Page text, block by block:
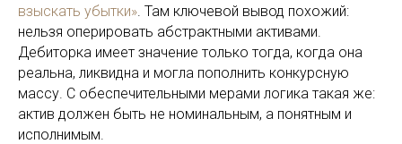
взыскать убытки». Там ключевой вывод похожий:
нельзя оперировать абстрактными активами.
Дебиторка имеет значение только тогда, когда она
реальна, ликвидна и могла пополнить конкурсную
массу. С обеспечительными мерами логика такая же:
актив должен быть не номинальным, а понятным и
исполнимым.